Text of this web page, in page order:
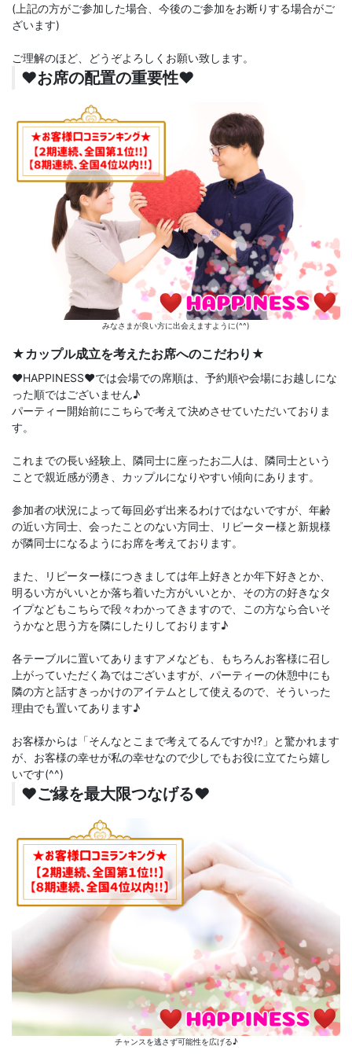
(上記の方がご参加した場合、今後のご参加をお断りする場合がご
ざいます)
ご理解のほど、どうぞよろしくお願い致します。
♥️お席の配置の重要性♥️
みなさまが良い方に出会えますように(^^)
★カップル成立を考えたお席へのこだわり★
♥️HAPPINESS♥️では会場での席順は、予約順や会場にお越しにな
った順ではございません♪
パーティー開始前にこちらで考えて決めさせていただいておりま
す。
これまでの長い経験上、隣同士に座ったお二人は、隣同士という
ことで親近感が湧き、カップルになりやすい傾向にあります。
参加者の状況によって毎回必ず出来るわけではないですが、年齢
の近い方同士、会ったことのない方同士、リピーター様と新規様
が隣同士になるようにお席を考えております。
また、リピーター様につきましては年上好きとか年下好きとか、
明るい方がいいとか落ち着いた方がいいとか、その方の好きなタ
イプなどもこちらで段々わかってきますので、この方なら合いそ
うかなと思う方を隣にしたりしております♪
各テーブルに置いてありますアメなども、もちろんお客様に召し
上がっていただく為ではございますが、パーティーの休憩中にも
隣の方と話すきっかけのアイテムとして使えるので、そういった
理由でも置いてあります♪
お客様からは「そんなとこまで考えてるんですか!?」と驚かれます
が、お客様の幸せが私の幸せなので少しでもお役に立てたら嬉し
いです(^^)
♥️ご縁を最大限つなげる♥️
チャンスを逃さず可能性を広げる♪